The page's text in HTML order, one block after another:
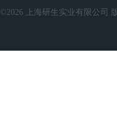
©2026 上海研生实业有限公司